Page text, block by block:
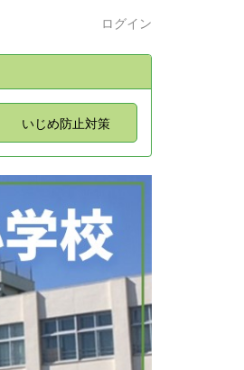
ログイン
いじめ防止対策